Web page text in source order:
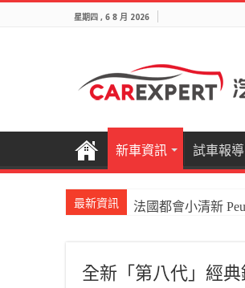
星期四 , 6 8 月 2026
新車資訊 試車報導
最新資訊 法國都會小清新
國產電油休旅新王
全新「第八代」經